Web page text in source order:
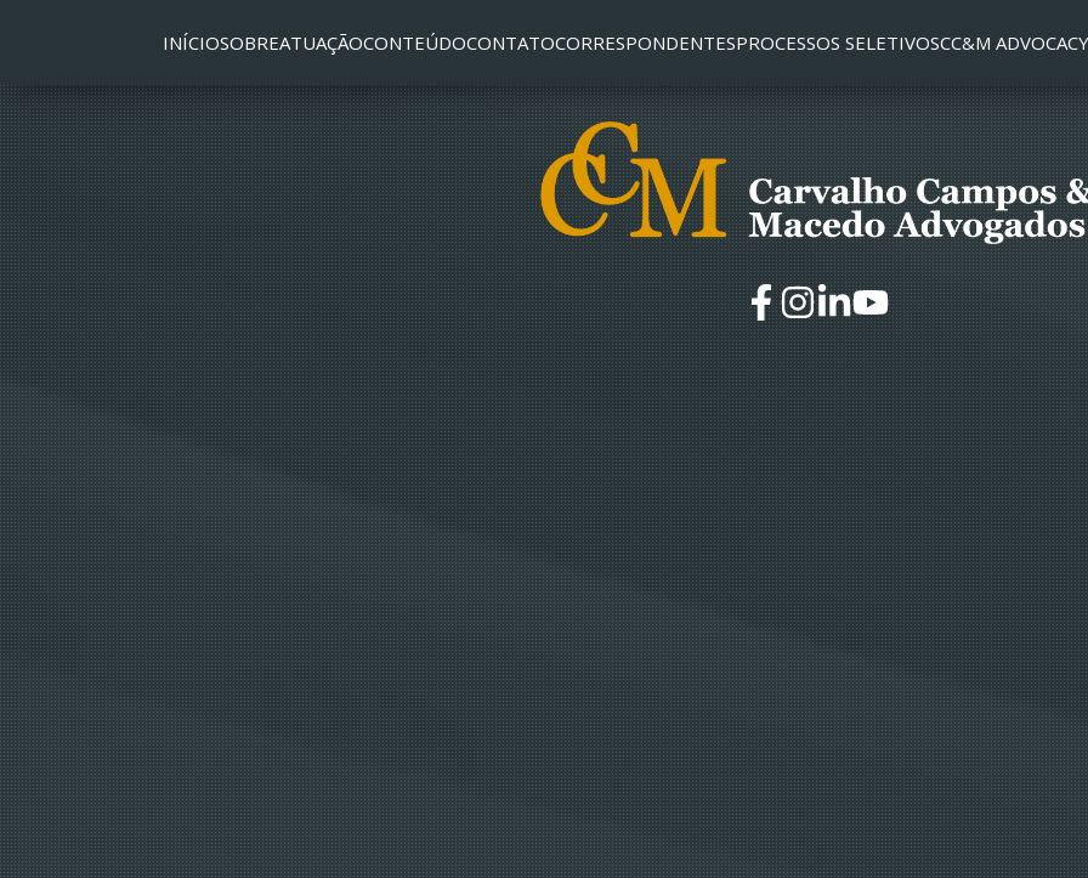
INÍCIOSOBREATUAÇÃOCONTEÚDOCONTATOCORRESPONDENTESPROCESSOS SELETIVOSCC&M